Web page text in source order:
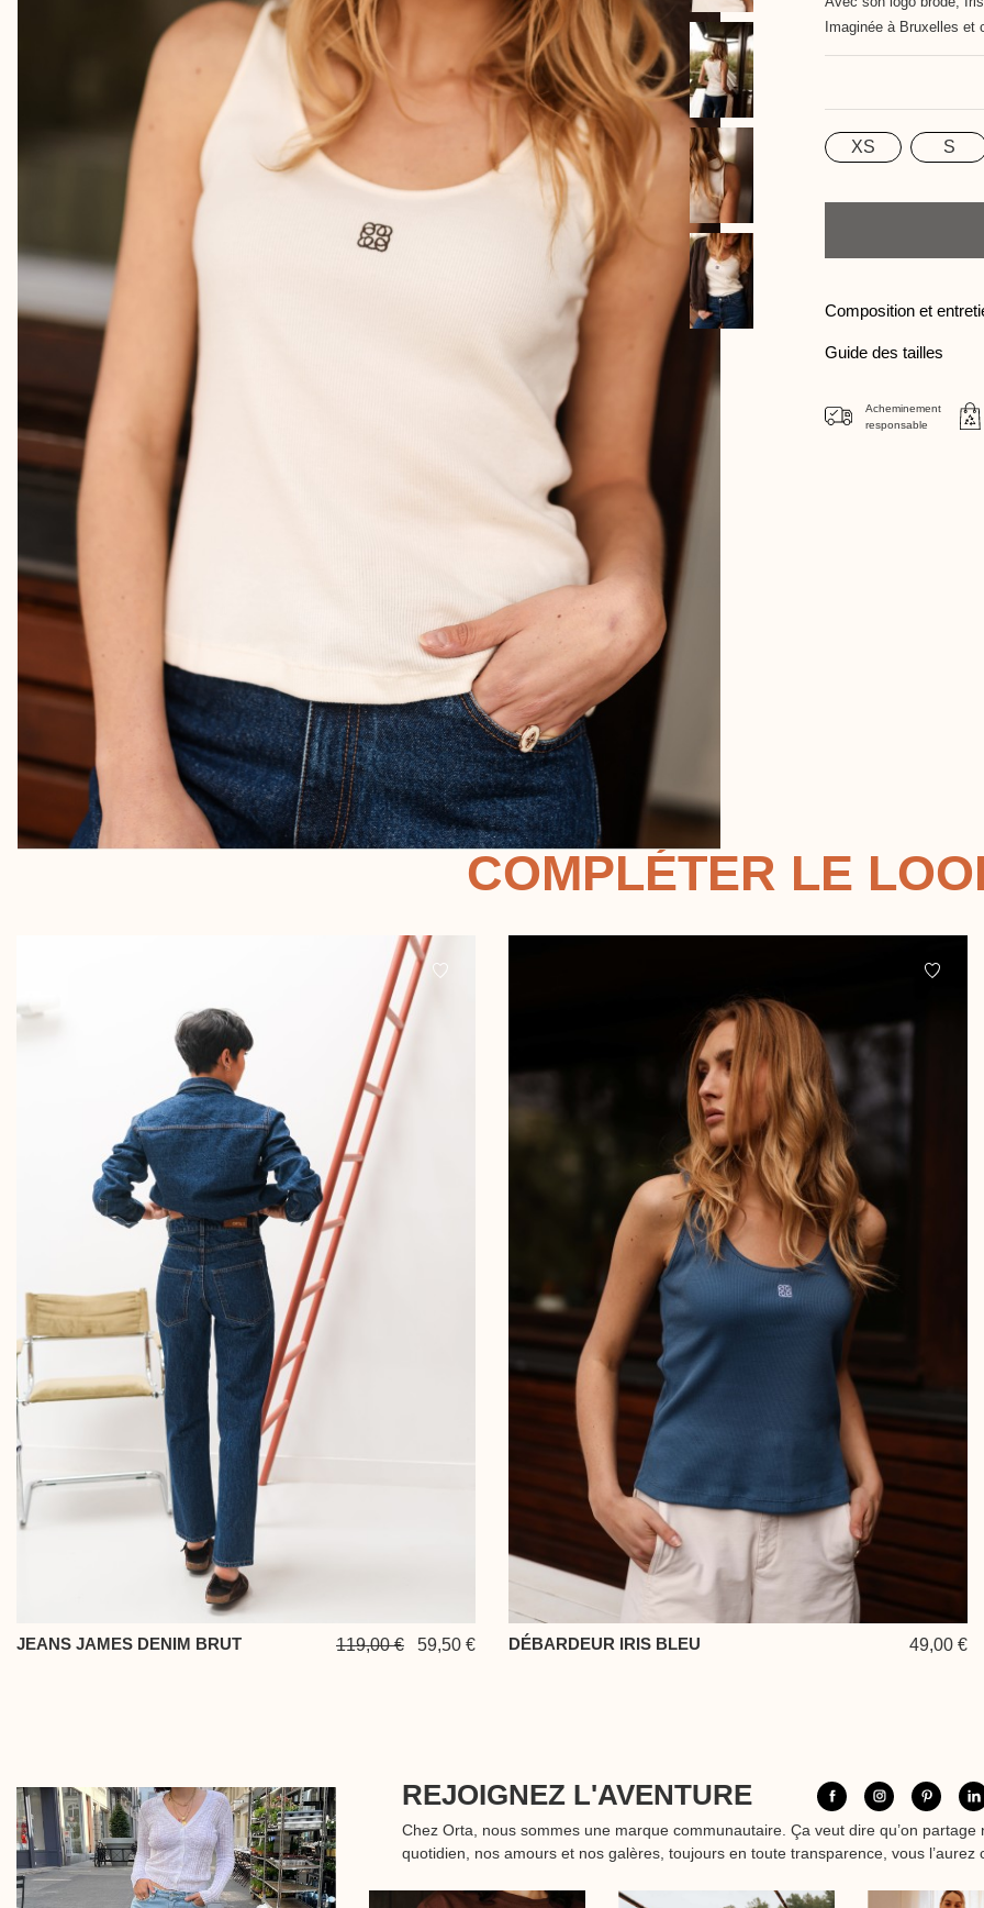
TailleXS S
Imaginée à Bruxelles et
Composition et
Guide des tailles
Acheminement
responsable
COMPLÉTER LE
JEANS JAMES DENIM BRUT 119,00 € 59,50 € DÉBARDEUR IRIS BLEU 49,00 €
REJOIGNEZ L'AVENTURE
Chez Orta, nous sommes une marque communautaire. Ça veut dire qu’on partage
quotidien, nos amours et nos galères, toujours en toute transparence, vous l’aurez